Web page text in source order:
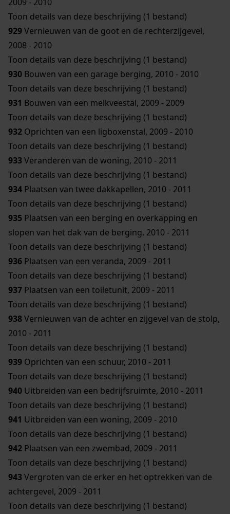
Toon details van deze beschrijving (1 bestand)
929Vernieuwen van de goot en de rechterzijgevel,
2008 - 2010
Toon details van deze beschrijving (1 bestand)
930 Bouwen van een garage berging, 2010 - 2010
Toon details van deze beschrijving (1 bestand)
931 Bouwen van een melkveestal, 2009 - 2009
Toon details van deze beschrijving (1 bestand)
932 Oprichten van een ligboxenstal, 2009 - 2010
Toon details van deze beschrijving (1 bestand)
933Veranderen van de woning, 2010 - 2011
Toon details van deze beschrijving (1 bestand)
934 Plaatsen van twee dakkapellen, 2010 - 2011
Toon details van deze beschrijving (1 bestand)
935 Plaatsen van een berging en overkapping en
slopen van het dak van de berging, 2010 - 2011
Toon details van deze beschrijving (1 bestand)
936 Plaatsen van een veranda, 2009 - 2011
Toon details van deze beschrijving (1 bestand)
937 Plaatsen van een toiletunit, 2009 - 2011
Toon details van deze beschrijving (1 bestand)
938Vernieuwen van de achter en zijgevel van de stolp,
2010 - 2011
Toon details van deze beschrijving (1 bestand)
939 Oprichten van een schuur, 2010 - 2011
Toon details van deze beschrijving (1 bestand)
940 Uitbreiden van een bedrijfsruimte, 2010 - 2011
Toon details van deze beschrijving (1 bestand)
941 Uitbreiden van een woning, 2009 - 2010
Toon details van deze beschrijving (1 bestand)
942 Plaatsen van een zwembad, 2009 - 2011
Toon details van deze beschrijving (1 bestand)
943Vergroten van de erker en het optrekken van de
achtergevel, 2009 - 2011
Toon details van deze beschrijving (1 bestand)